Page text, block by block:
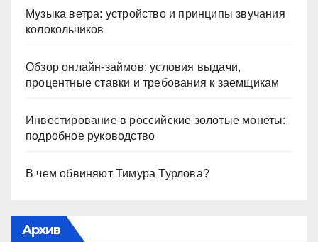
Музыка ветра: устройство и принципы звучания
колокольчиков
Обзор онлайн-займов: условия выдачи,
процентные ставки и требования к заемщикам
Инвестирование в российские золотые монеты:
подробное руководство
В чем обвиняют Тимура Турлова?
Архив